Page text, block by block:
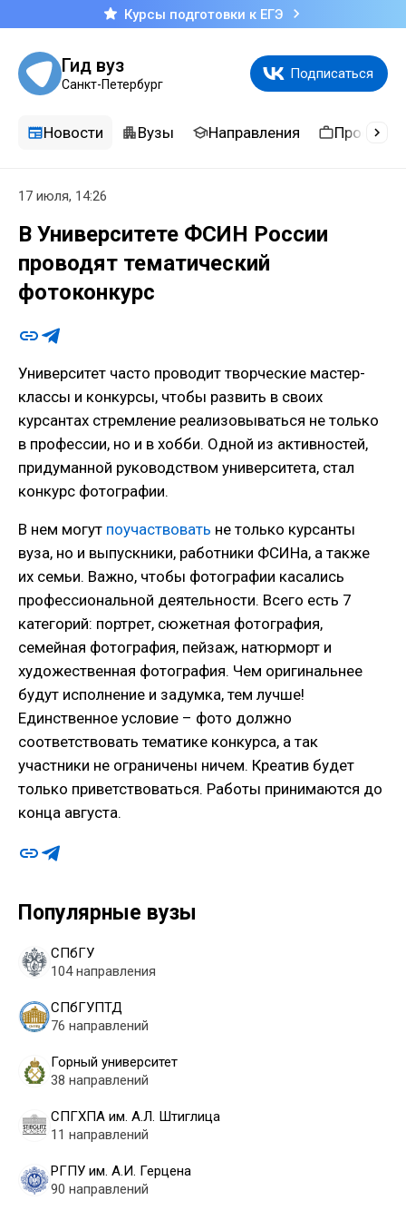
Курсы подготовки к ЕГЭ
Гид вуз
Санкт-Петербург
Подписаться
Новости Вузы Направления
Популярные вузы
СПбГУ
104 направления
СПбГУПТД
76 направлений
Горный университет
38 направлений
СПГХПА им. А.Л. Штиглица
11 направлений
РГПУ им. А.И. Герцена
90 направлений
17 июля, 14:26
В Университете ФСИН России
проводят тематический
фотоконкурс
Университет часто проводит творческие мастер-
классы и конкурсы, чтобы развить в своих
курсантах стремление реализовываться не только
в профессии, но и в хобби. Одной из активностей,
придуманной руководством университета, стал
конкурс фотографии.
В нем могут поучаствовать не только курсанты
вуза, но и выпускники, работники ФСИНа, а также
их семьи. Важно, чтобы фотографии касались
профессиональной деятельности. Всего есть 7
категорий: портрет, сюжетная фотография,
семейная фотография, пейзаж, натюрморт и
художественная фотография. Чем оригинальнее
будут исполнение и задумка, тем лучше!
Единственное условие – фото должно
соответствовать тематике конкурса, а так
участники не ограничены ничем. Креатив будет
только приветствоваться. Работы принимаются до
конца августа.